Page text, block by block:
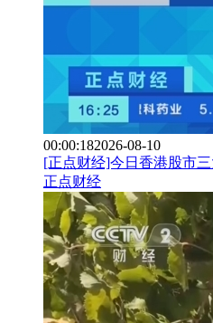
00:00:182026-08-10
[正点财经]今日香港股市
正点财经